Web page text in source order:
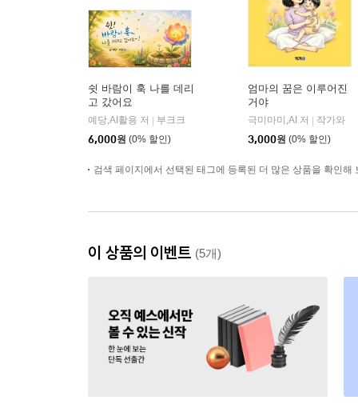
쉿 바람이 훅 나를 데리
고 갔어요
예당,AI활용 저 | 부크크
6,000원 (0% 할인)
엄마의 꿈은 이루어진
거야
극미마미,AI 저 | 작가와
3,000원 (0% 할인)
검색 페이지에서 선택된 태그에 등록된 더 많은 상품을 확인해
이 상품의 이벤트 (5개)